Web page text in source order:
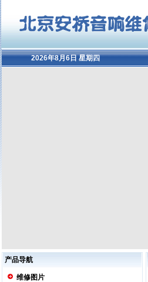
2026年8月6日 星期四
产品导航
维修图片